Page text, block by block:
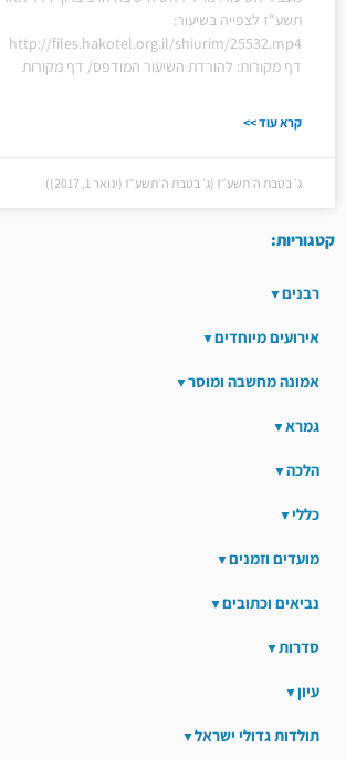
תשע"ז לצפייה בשיעור:
דף מקורות: להורדת השיעור המודפס/ דף מקורות
קרא עוד >>
ג׳ בטבת ה׳תשע״ז (ג׳ בטבת ה׳תשע״ז (ינואר 1, 2017))
קטגוריות:
רבנים
אירועים מיוחדים
אמונה מחשבה ומוסר
גמרא
הלכה
כללי
מועדים וזמנים
נביאים וכתובים
סדרות
עיון
תולדות גדולי ישראל